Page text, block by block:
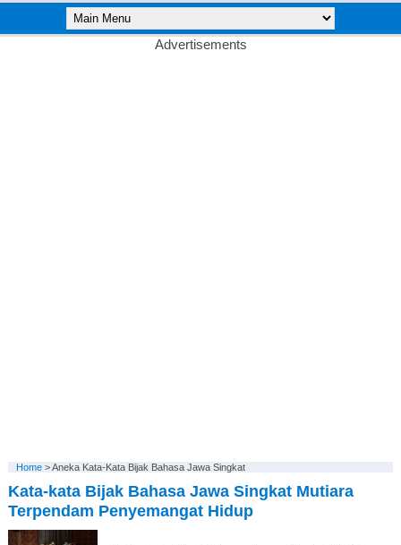
Advertisements
Home>Aneka Kata-Kata Bijak Bahasa Jawa Singkat
Kata-kata Bijak Bahasa Jawa Singkat Mutiara
Terpendam Penyemangat Hidup